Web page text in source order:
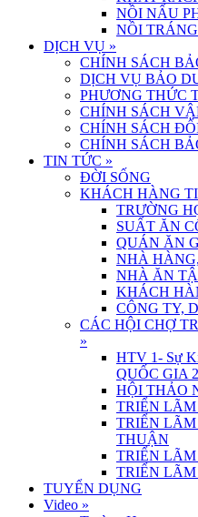
NỒI NẤU
NỒI
DỊCH VỤ »
CHÍNH SÁCH
DỊCH VỤ BẢO
PHƯƠNG THỨC
CHÍNH SÁCH
CHÍNH SÁCH
CHÍNH SÁCH
TIN TỨC »
ĐỜI SỐNG
KHÁCH HÀNG
TRƯỜNG
SUẤT ĂN
QUÁN ĂN
NHÀ
NHÀ ĂN
KHÁCH
CÔNG TY,
CÁC HỘI CHỢ
»
HTV 1- Sự
QUỐC GIA
HỘI THẢO
TRIỂN LÃM
TRIỂN
THUẬN
TRIỂN LÃM
TRIỂN
TUYỂN DỤNG
Video »